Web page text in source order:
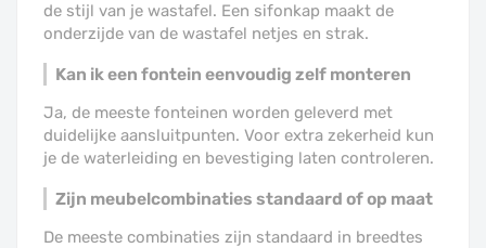
de stijl van je wastafel. Een sifonkap maakt de
onderzijde van de wastafel netjes en strak.
Kan ik een fontein eenvoudig zelf monteren
Ja, de meeste fonteinen worden geleverd met
duidelijke aansluitpunten. Voor extra zekerheid kun
je de waterleiding en bevestiging laten controleren.
Zijn meubelcombinaties standaard of op maat
De meeste combinaties zijn standaard in breedtes